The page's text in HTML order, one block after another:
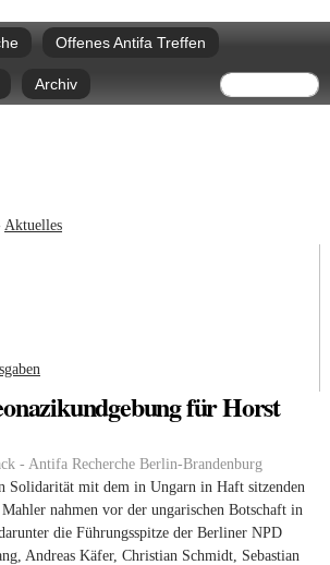
zum
Offenes Antifa Treffen
Archiv Suche
Aktuelles
für Horst
- Antifa Recherche Berlin-Brandenburg
Solidarität mit dem in Ungarn in Haft sitzenden
nahmen vor der ungarischen Botschaft in
die Führungsspitze der Berliner NPD
Andreas Käfer, Christian Schmidt, Sebastian